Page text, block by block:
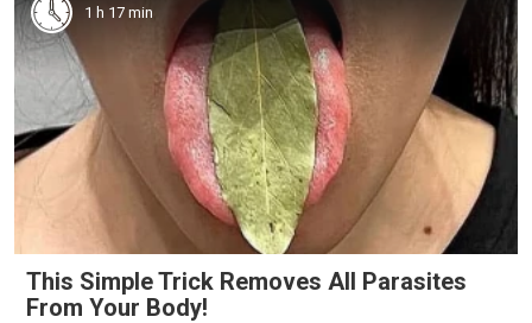
1 h 17 min
This Simple Trick Removes All Parasites
From Your Body!